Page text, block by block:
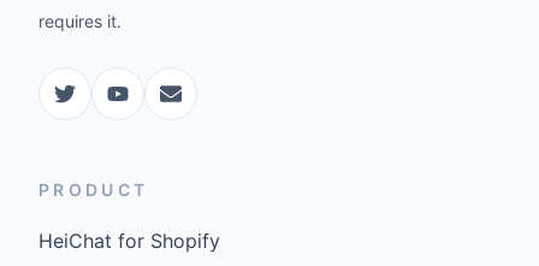
requires it.
PRODUCT
HeiChat for Shopify